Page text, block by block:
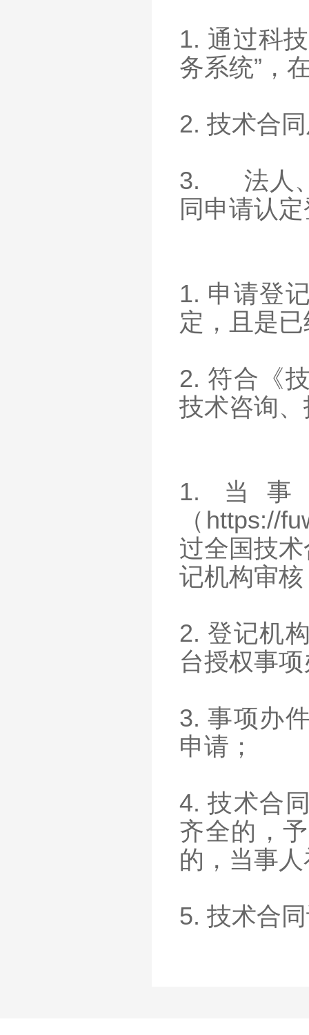
1. 通过科
务系统”，
2. 技术合
3. 法人、
同申请认
1. 申请登
定，且是
2. 符合《
技术咨询
1. 当
（https://
过全国技
记机构审核
2. 登记机
台授权事
3. 事项办
申请；
4. 技术合
齐全的，
的，当事
5. 技术合